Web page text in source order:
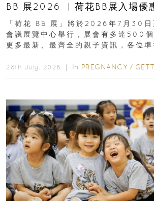
BB 展2026 ︳荷花BB展入場優
「荷花 BB 展」將於2026年7月30
會議展覽中心舉行，展會有多達500
更多最新、最齊全的親子資訊，各位
28th July, 2026 ｜ In PREGNANCY /